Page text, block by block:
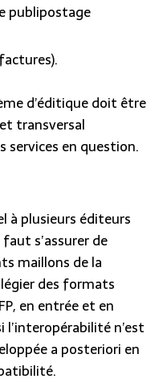
publipostage
d’éditique doit être
transversal
en question.
à plusieurs éditeurs
s’assurer de
maillons de la
des formats
en entrée et en
l’interopérabilité n’est
a posteriori en